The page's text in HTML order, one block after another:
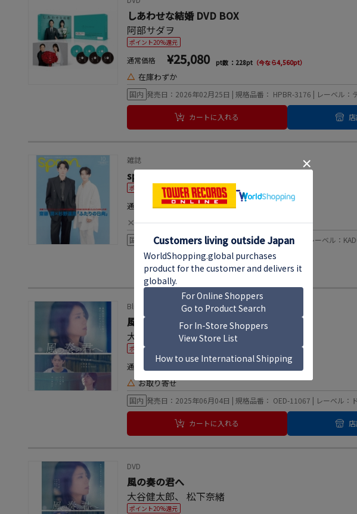
しあわせな結婚 DVD BOX
阿部サダヲ
ポイント20%還元
通常価格 ¥25,080 pt数 ：228pt （今なら4,560pt）
△ 在庫わずか
国内 発売日：2026年02月25日 | 規格品番： HPBR-3176 | レーベル：
カートに入れる
雑誌
spoon. (スプーン) 2025年 10月号 [雑誌]
ポイント20%還元
通常価格 ¥998 pt数 ：9pt（今なら181pt）
×現在オンラインショップ取扱なし
国内 発売日：2025年08月28日 | 規格品番： 0547510 | レーベル：
Blu-ray Disc
風の奏の君へ
大谷健太郎
、松下奈緒
ポイント20%還元
通常価格 ¥6,600
△お取り寄せ
国内 発売日：2025年06月04日 | 規格品番： OED-11067 | レーベル：
カートに入れる
DVD
風の奏の君へ
大谷健太郎、松下奈緒
ポイント20%還元